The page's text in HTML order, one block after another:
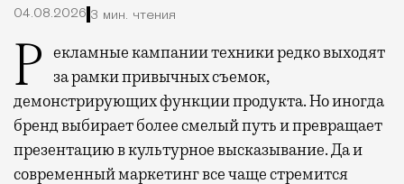
04.08.2026 3 мин. чтения
Рекламные кампании техники редко выходят
за рамки привычных съемок,
демонстрирующих функции продукта. Но иногда
бренд выбирает более смелый путь и превращает
презентацию в культурное высказывание. Да и
современный маркетинг все чаще стремится